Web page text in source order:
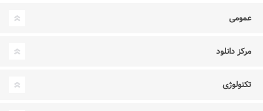
عمومی
مرکز دانلود
تکنولوژی